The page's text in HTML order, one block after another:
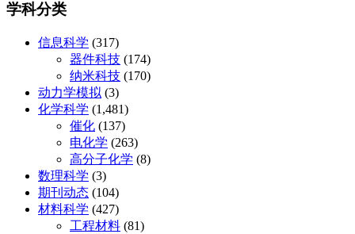
学科分类
信息科学 (317)
器件科技 (174)
纳米科技 (170)
动力学模拟 (3)
化学科学 (1,481)
催化 (137)
电化学 (263)
高分子化学 (8)
数理科学 (3)
期刊动态 (104)
材料科学 (427)
工程材料 (81)